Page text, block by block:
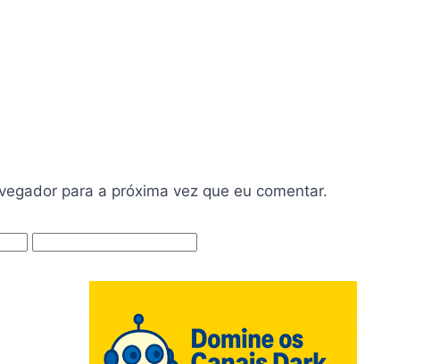
para a próxima vez que eu comentar.